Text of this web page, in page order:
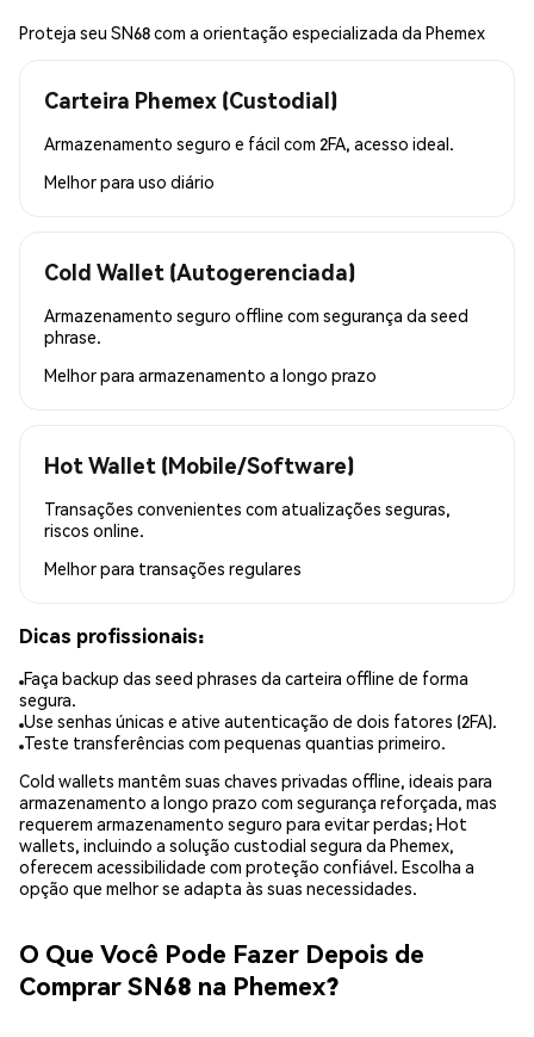
Proteja seu SN68 com a orientação especializada da Phemex
Carteira Phemex (Custodial)
Armazenamento seguro e fácil com 2FA, acesso ideal.
Melhor para uso diário
Cold Wallet (Autogerenciada)
Armazenamento seguro offline com segurança da seed
phrase.
Melhor para armazenamento a longo prazo
Hot Wallet (Mobile/Software)
Transações convenientes com atualizações seguras,
riscos online.
Melhor para transações regulares
Dicas profissionais:
Faça backup das seed phrases da carteira offline de forma
segura.
Use senhas únicas e ative autenticação de dois fatores (2FA).
Teste transferências com pequenas quantias primeiro.
Cold wallets mantêm suas chaves privadas offline, ideais para
armazenamento a longo prazo com segurança reforçada, mas
requerem armazenamento seguro para evitar perdas; Hot
wallets, incluindo a solução custodial segura da Phemex,
oferecem acessibilidade com proteção confiável. Escolha a
opção que melhor se adapta às suas necessidades.
O Que Você Pode Fazer Depois de
Comprar SN68 na Phemex?